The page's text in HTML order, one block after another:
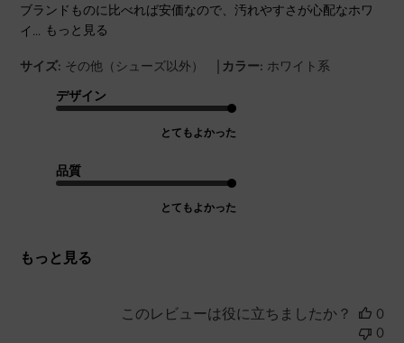
ブランドものに比べれば安価なので、汚れやすさが心配なホワ
イ...
もっと見る
サイズ: その他（シューズ以外） | カラー: ホワイト系
デザイン
とてもよかった
品質
とてもよかった
もっと見る
このレビューは役に立ちましたか？
0
0